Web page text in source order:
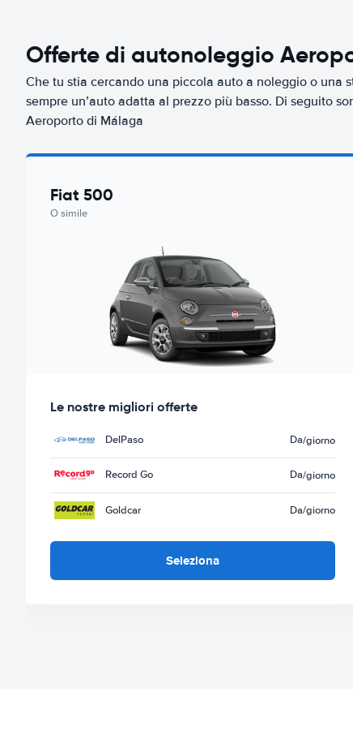
Offerte di autonoleggio
Che tu stia cercando una piccola auto a noleggio o una
sempre un’auto adatta al prezzo più basso. Di seguito
Aeroporto di Málaga
Fiat 500
O simile
Le nostre migliori offerte
DelPaso Da/giorno
Record Go Da/giorno
Goldcar Da/giorno
Seleziona